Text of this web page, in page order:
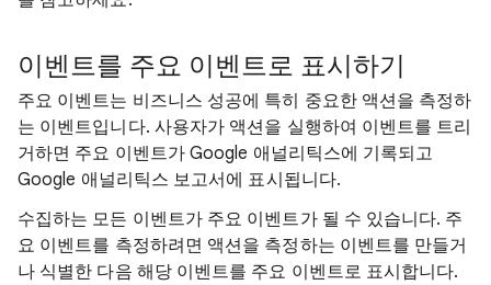
이벤트를 주요 이벤트로 표시하기
주요 이벤트는 비즈니스 성공에 특히 중요한 액션을 측정하
는 이벤트입니다. 사용자가 액션을 실행하여 이벤트를 트리
거하면 주요 이벤트가 Google 애널리틱스에 기록되고
Google 애널리틱스 보고서에 표시됩니다.
수집하는 모든 이벤트가 주요 이벤트가 될 수 있습니다. 주
요 이벤트를 측정하려면 액션을 측정하는 이벤트를 만들거
나 식별한 다음 해당 이벤트를 주요 이벤트로 표시합니다.